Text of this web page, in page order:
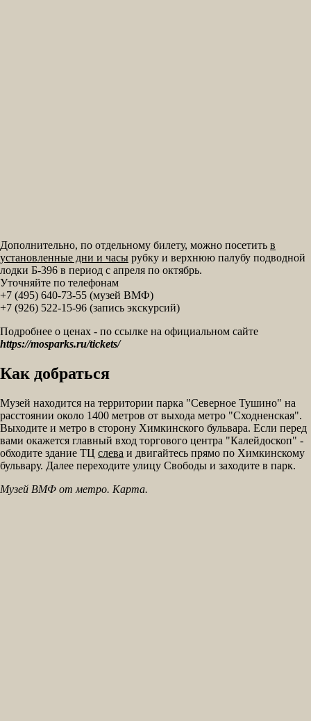
Дополнительно, по отдельному билету, можно посетить в
установленные дни и часы рубку и верхнюю палубу подводной
лодки Б-396 в период с апреля по октябрь.
Уточняйте по телефонам
+7 (495) 640-73-55 (музей ВМФ)
+7 (926) 522-15-96 (запись экскурсий)
Подробнее о ценах - по ссылке на официальном сайте
https://mosparks.ru/tickets/
Как добраться
Музей находится на территории парка "Северное Тушино" на
расстоянии около 1400 метров от выхода метро "Сходненская".
Выходите и метро в сторону Химкинского бульвара. Если перед
вами окажется главный вход торгового центра "Калейдоскоп" -
обходите здание ТЦ слева и двигайтесь прямо по Химкинскому
бульвару. Далее переходите улицу Свободы и заходите в парк.
Музей ВМФ от метро. Карта.